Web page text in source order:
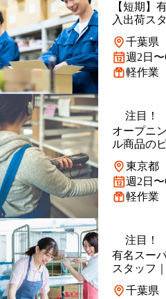
【短期】
入出荷ス
千葉県
週2日
軽作業
注目！
オープニ
ル商品の
東京都
週2日
軽作業
注目！
有名スー
スタッフ
千葉県